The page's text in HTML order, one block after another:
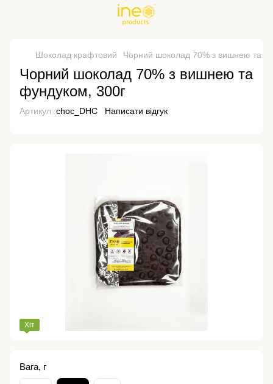
Шоколад крафтовий Чорний шоколад 70% з вишнею та
Чорний шоколад 70% з вишнею та
фундуком, 300г
Артикул: choc_DHC Написати відгук
Хіт
Вага, г